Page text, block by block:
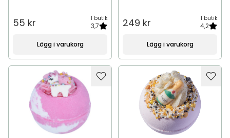
55 kr 1 butik
3,7
Lägg i varukorg
249 kr 1 butik
4,2
Lägg i varukorg